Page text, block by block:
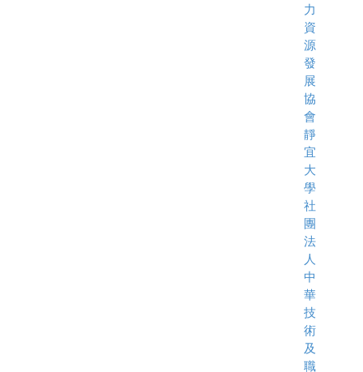
力
資
源
發
展
協
會
靜
宜
大
學
社
團
法
人
中
華
技
術
及
職